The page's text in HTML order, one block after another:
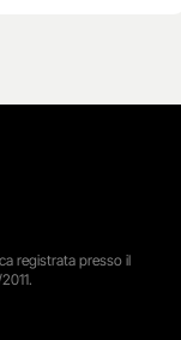
registrata presso il